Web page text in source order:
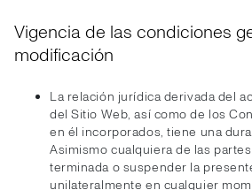
Vigencia de las condiciones
modificación
La relación jurídica derivada del
del Sitio Web, así como de los
en él incorporados, tiene una
Asimismo cualquiera de las
terminada o suspender la
unilateralmente en cualquier